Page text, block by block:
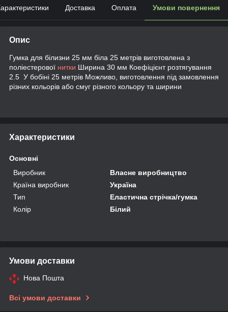
Доставка Оплата Умови повернення
Опис
Гумка для білизни 25 мм біла 25 метрів виготовлена з
поліестерової нитки Ширина 30 мм Коефіцієнт розтягування
2.5 У бобіні 25 метрів Можливо, виготовлення під замовлення
різних кольорів або смуг різного кольору та ширини
Характеристики
Основні
Виробник
Власне виробництво
Країна виробник
Україна
Тип
Еластична стрічка/гумка
Колір
Білий
Умови доставки
Нова Пошта
Всі умови доставки